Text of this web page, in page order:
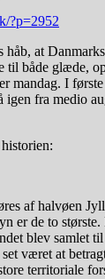
?p=2952
håb, at
til både glæde,
mandag. I
igen fra medio
af halvøen
er de to største.
blev samlet
været at
territoriale